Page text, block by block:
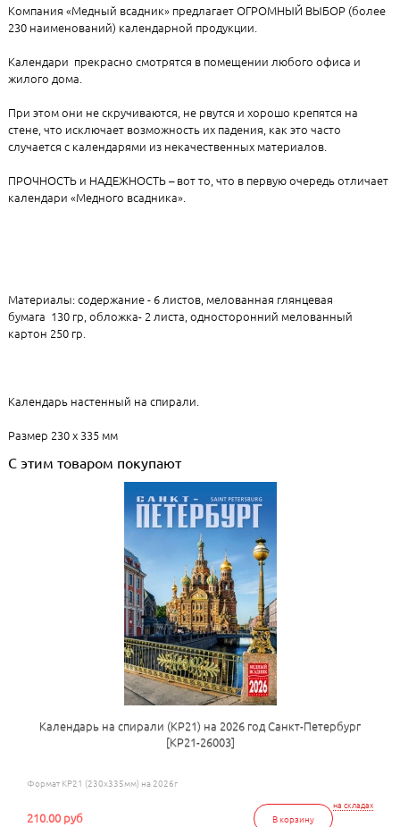
Компания «Медный всадник» предлагает ОГРОМНЫЙ ВЫБОР (более
230 наименований) календарной продукции.
Календари прекрасно смотрятся в помещении любого офиса и
жилого дома.
При этом они не скручиваются, не рвутся и хорошо крепятся на
стене, что исключает возможность их падения, как это часто
случается с календарями из некачественных материалов.
ПРОЧНОСТЬ и НАДЕЖНОСТЬ – вот то, что в первую очередь отличает
календари «Медного всадника».
Материалы: содержание - 6 листов, мелованная глянцевая
бумага 130 гр, обложка- 2 листа, односторонний мелованный
картон 250 гр.
Календарь настенный на спирали.
Размер 230 х 335 мм
С этим товаром покупают
Календарь на спирали (КР21) на 2026 год Санкт-Петербург
[КР21-26003]
Формат КР21 (230х335мм) на 2026г
на складах
В корзину
210.00 руб